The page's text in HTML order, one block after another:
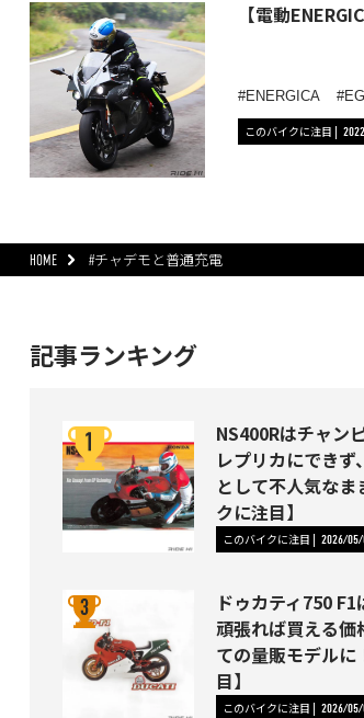
【電動
ENERGICA
このバイクに注目
HOME #チャデモと普通充電
記事ランキング
NS400Rはチャン
レプリカにでき
として不人気な
クに注目】
このバイクに注目 2026/
ドゥカティ750
頑張れば買える価
ての量販モデル
目】
このバイクに注目 2026/